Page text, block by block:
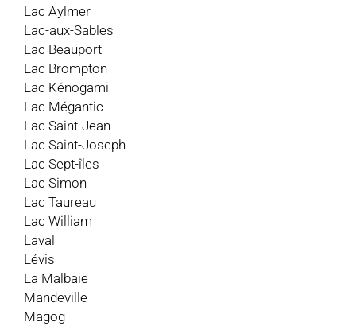
Lac Aylmer
Lac-aux-Sables
Lac Beauport
Lac Brompton
Lac Kénogami
Lac Mégantic
Lac Saint-Jean
Lac Saint-Joseph
Lac Sept-îles
Lac Simon
Lac Taureau
Lac William
Laval
Lévis
La Malbaie
Mandeville
Magog